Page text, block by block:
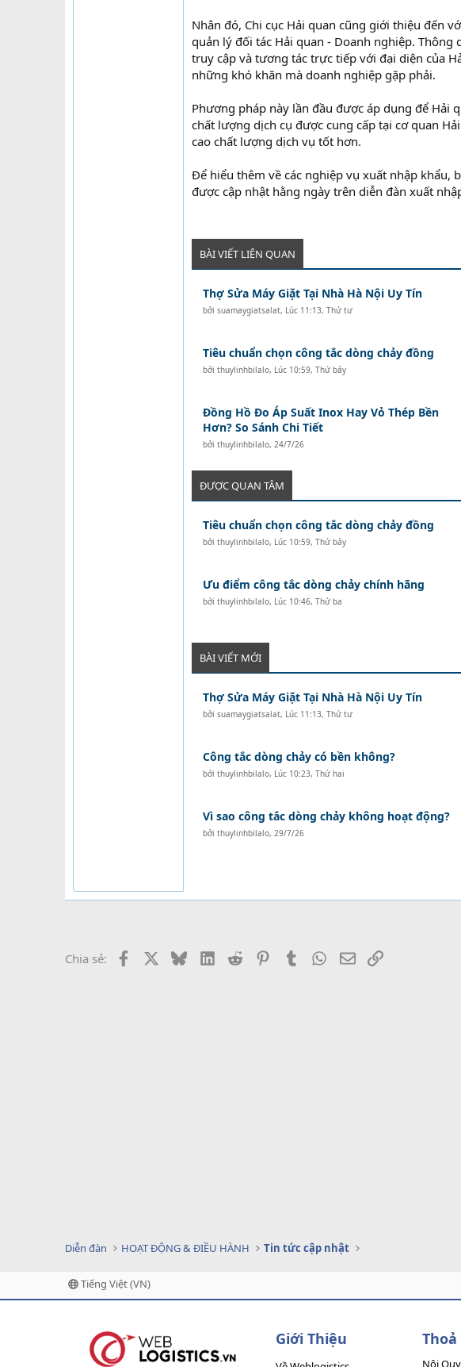
Nhân đó, Chi cục Hải quan cũng giới thiệu đến
quản lý đối tác Hải quan - Doanh nghiệp.
truy cập và tương tác trực tiếp với đại diện của
những khó khăn mà doanh nghiệp gặp phải.
Phương pháp này lần đầu được áp dụng để Hải
chất lượng dịch cụ được cung cấp tại cơ quan
cao chất lượng dịch vụ tốt hơn.
Để hiểu thêm về các nghiệp vụ xuất nhập khẩu,
được cập nhật hằng ngày trên diễn đàn xuất
BÀI VIẾT LIÊN QUAN
Thợ Sửa Máy Giặt Tại Nhà Hà Nội Uy Tín
bởi suamaygiatsalat, Lúc 11:13, Thứ tư
Tiêu chuẩn chọn công tắc dòng chảy đồng
bởi thuylinhbilalo, Lúc 10:59, Thứ bảy
Đồng Hồ Đo Áp Suất Inox Hay Vỏ Thép Bền
Hơn? So Sánh Chi Tiết
bởi thuylinhbilalo, 24/7/26
ĐƯỢC QUAN TÂM
Tiêu chuẩn chọn công tắc dòng chảy đồng
bởi thuylinhbilalo, Lúc 10:59, Thứ bảy
Ưu điểm công tắc dòng chảy chính hãng
bởi thuylinhbilalo, Lúc 10:46, Thứ ba
BÀI VIẾT MỚI
Thợ Sửa Máy Giặt Tại Nhà Hà Nội Uy Tín
bởi suamaygiatsalat, Lúc 11:13, Thứ tư
Công tắc dòng chảy có bền không?
bởi thuylinhbilalo, Lúc 10:23, Thứ hai
Vì sao công tắc dòng chảy không hoạt động?
bởi thuylinhbilalo, 29/7/26
Chia sẻ: Facebook BlueskyLinkedIn
Reddit PinterestTumblr WhatsApp
EmailLink
Diễn đàn HOẠT ĐỘNG & ĐIỀU HÀNH Tin tức cập nhật
Tiếng Việt (VN)
Giới Thiệu
Nội